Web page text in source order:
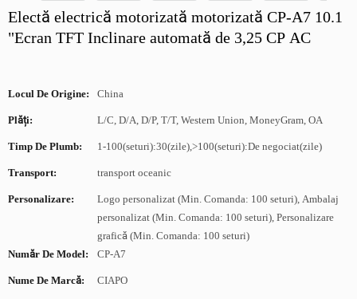
Electă electrică motorizată motorizată CP-A7 10.1
"Ecran TFT Inclinare automată de 3,25 CP AC
Locul De Origine: China
Plăți: L/C, D/A, D/P, T/T, Western Union, MoneyGram, OA
Timp De Plumb: 1-100(seturi):30(zile),>100(seturi):De negociat(zile)
Transport: transport oceanic
Personalizare:
Logo personalizat (Min. Comanda: 100 seturi), Ambalaj
personalizat (Min. Comanda: 100 seturi), Personalizare
grafică (Min. Comanda: 100 seturi)
Număr De Model:
CP-A7
Nume De Marcă: CIAPO